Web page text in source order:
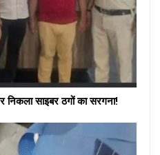
निकला साइबर ठगों का सरगना!